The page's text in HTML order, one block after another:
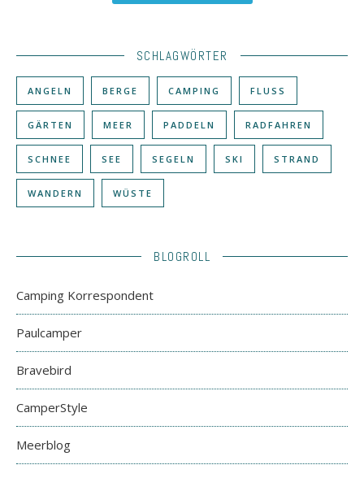
SCHLAGWÖRTER
ANGELN BERGE CAMPING FLUSS
GÄRTEN MEER PADDELN RADFAHREN
SCHNEE SEE SEGELN SKI STRAND
WANDERN WÜSTE
BLOGROLL
Camping Korrespondent
Paulcamper
Bravebird
CamperStyle
Meerblog